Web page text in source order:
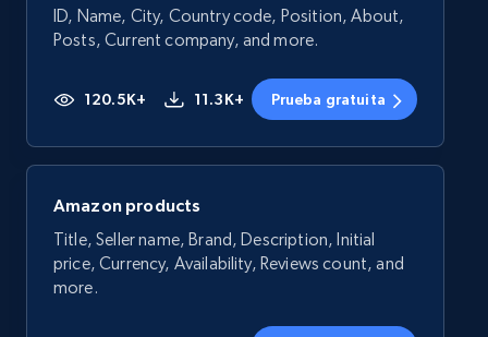
ID, Name, City, Country code, Position, About,
Posts, Current company, and more.
120.5K+ 11.3K+ Prueba gratuita
Amazon products
Title, Seller name, Brand, Description, Initial
price, Currency, Availability, Reviews count, and
more.